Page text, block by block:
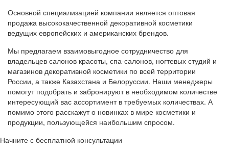
Основной специализацией компании является оптовая
продажа высококачественной декоративной косметики
ведущих европейских и американских брендов.
Мы предлагаем взаимовыгодное сотрудничество для
владельцев салонов красоты, спа-салонов, ногтевых студий и
магазинов декоративной косметики по всей территории
России, а также Казахстана и Белоруссии. Наши менеджеры
помогут подобрать и забронируют в необходимом количестве
интересующий вас ассортимент в требуемых количествах. А
помимо этого расскажут о новинках в мире косметики и
продукции, пользующейся наибольшим спросом.
Начните с бесплатной консультации